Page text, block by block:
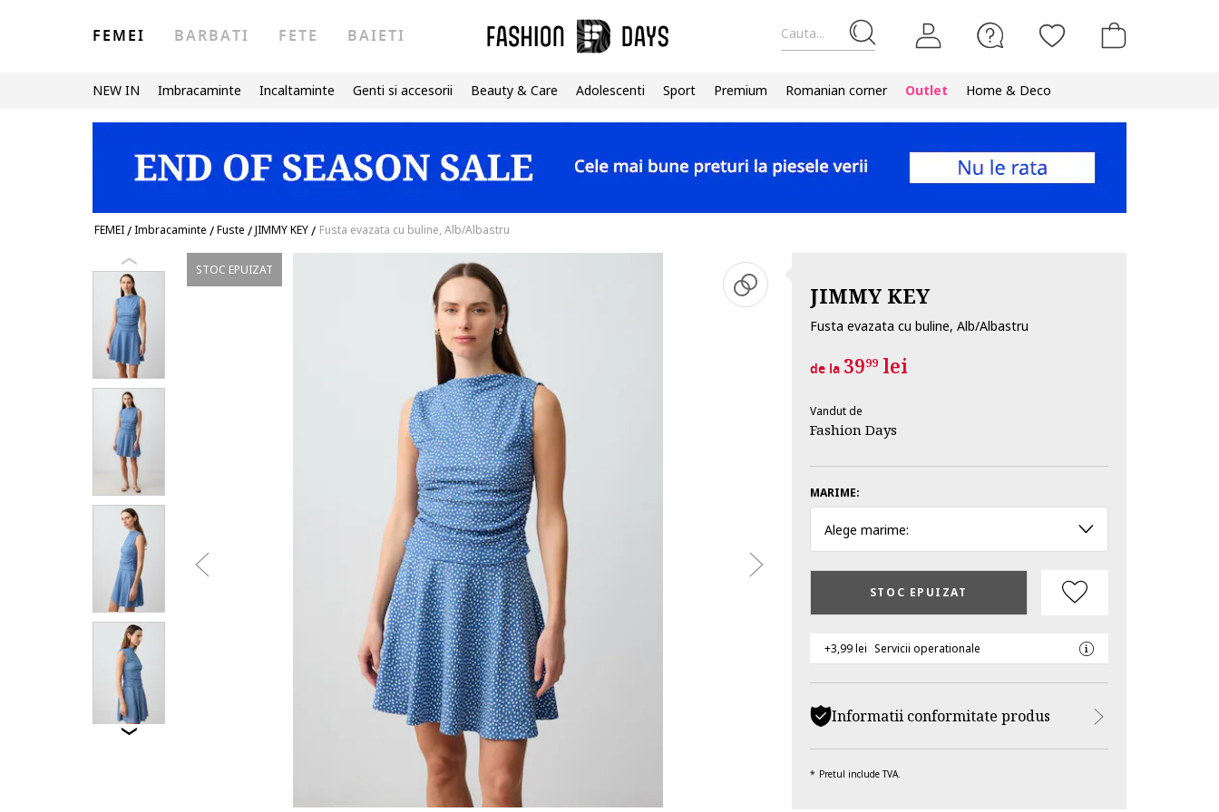
Cauta...
FEMEI BARBATI FETE BAIETI
NEW IN Imbracaminte Incaltaminte Genti si accesorii Beauty & Care Adolescenti Sport Premium Romanian corner Outlet Home & Deco
FEMEI/Imbracaminte /Fuste /JIMMY KEY/ Fusta evazata cu buline, Alb/Albastru
STOC EPUIZAT
JIMMY KEY
Fusta evazata cu buline, Alb/Albastru
de la 3999lei
Vandut de
Fashion Days
MARIME:
Alege marime:
STOC EPUIZAT
+3,99 lei Servicii operationale
Informatii conformitate produs
Pretul include TVA.